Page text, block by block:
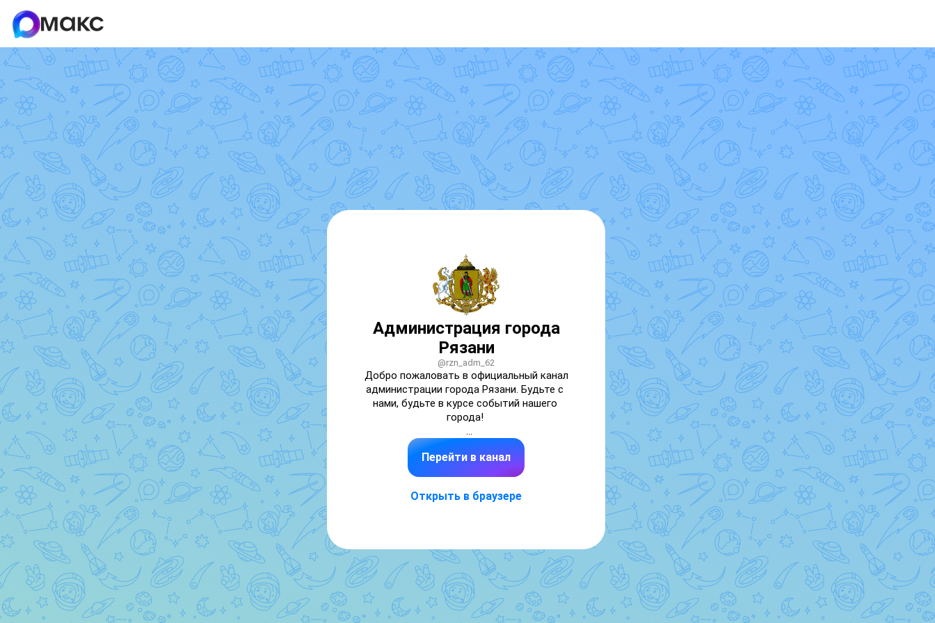
Администрация города
Рязани
@rzn_adm_62
Добро пожаловать в официальный канал
администрации города Рязани. Будьте с
нами, будьте в курсе событий нашего
города!
▶️ Мы в ВКонтакте – https://vk.ru/rzn_adm_62
▶️ Мы в Телеграм – https://t.me/admryazan
▶️ Мы в Одноклассниках –
Перейти в канал
Открыть в браузере